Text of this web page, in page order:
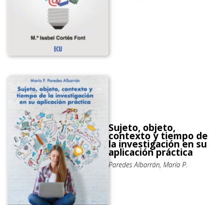
Sujeto, objeto,
contexto y tiempo de
la investigación en su
aplicación práctica
Paredes Albarrán, María P.